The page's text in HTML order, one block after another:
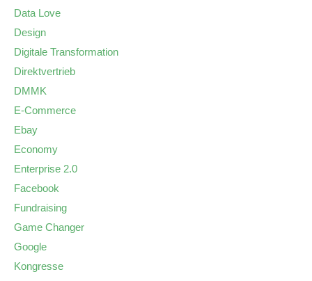
Data Love
Design
Digitale Transformation
Direktvertrieb
DMMK
E-Commerce
Ebay
Economy
Enterprise 2.0
Facebook
Fundraising
Game Changer
Google
Kongresse